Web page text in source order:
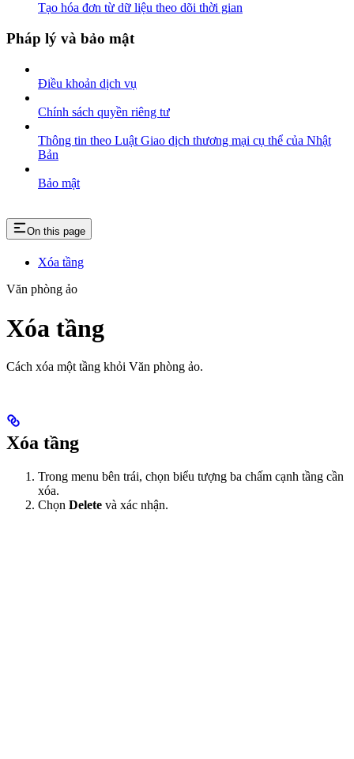
Tạo hóa đơn từ dữ liệu theo dõi thời gian
Pháp lý và bảo mật
Điều khoản dịch vụ
Chính sách quyền riêng tư
Thông tin theo Luật Giao dịch thương mại cụ thể của Nhật
Bản
Bảo mật
On this page
Xóa tầng
Văn phòng ảo
Xóa tầng
Cách xóa một tầng khỏi Văn phòng ảo.
Xóa tầng
Trong menu bên trái, chọn biểu tượng ba chấm cạnh tầng cần
xóa.
Chọn Delete và xác nhận.